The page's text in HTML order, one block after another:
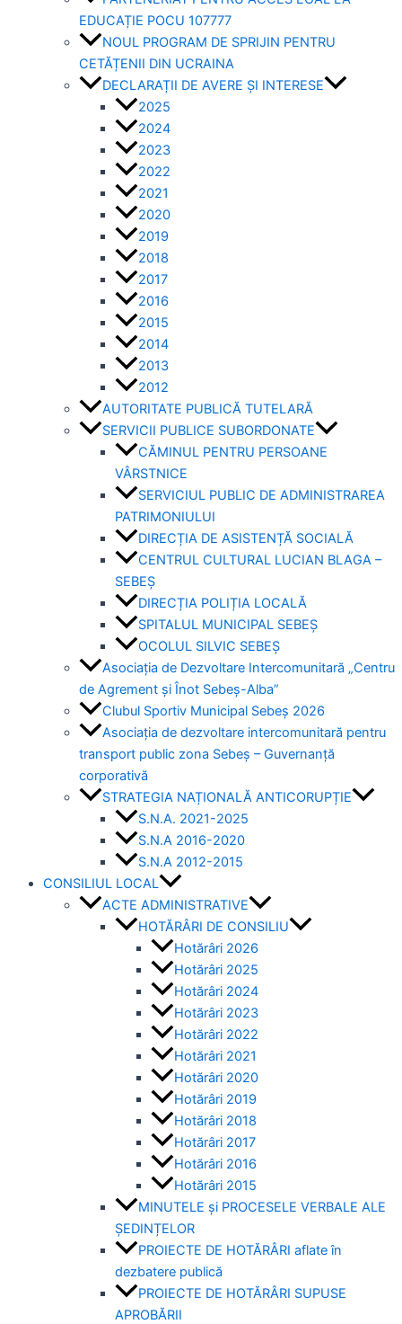
EDUCAȚIE POCU 107777
NOUL PROGRAM DE SPRIJIN PENTRU
CETĂȚENII DIN UCRAINA
DECLARAȚII DE AVERE ȘI INTERESE
2025
2024
2023
2022
2021
2020
2019
2018
2017
2016
2015
2014
2013
2012
AUTORITATE PUBLICĂ TUTELARĂ
SERVICII PUBLICE SUBORDONATE
CĂMINUL PENTRU PERSOANE
VÂRSTNICE
SERVICIUL PUBLIC DE ADMINISTRAREA
PATRIMONIULUI
DIRECȚIA DE ASISTENȚĂ SOCIALĂ
CENTRUL CULTURAL LUCIAN BLAGA –
SEBEȘ
DIRECȚIA POLIȚIA LOCALĂ
SPITALUL MUNICIPAL SEBEȘ
OCOLUL SILVIC SEBEȘ
Asociația de Dezvoltare Intercomunitară „Centru
de Agrement și Înot Sebeș-Alba”
Clubul Sportiv Municipal Sebeș 2026
Asociația de dezvoltare intercomunitară pentru
transport public zona Sebeș – Guvernanță
corporativă
STRATEGIA NAȚIONALĂ ANTICORUPȚIE
S.N.A. 2021-2025
S.N.A 2016-2020
S.N.A 2012-2015
CONSILIUL LOCAL
ACTE ADMINISTRATIVE
HOTĂRÂRI DE CONSILIU
Hotărâri 2026
Hotărâri 2025
Hotărâri 2024
Hotărâri 2023
Hotărâri 2022
Hotărâri 2021
Hotărâri 2020
Hotărâri 2019
Hotărâri 2018
Hotărâri 2017
Hotărâri 2016
Hotărâri 2015
MINUTELE și PROCESELE VERBALE ALE
ȘEDINȚELOR
PROIECTE DE HOTĂRÂRI aflate în
dezbatere publică
PROIECTE DE HOTĂRÂRI SUPUSE
APROBĂRII